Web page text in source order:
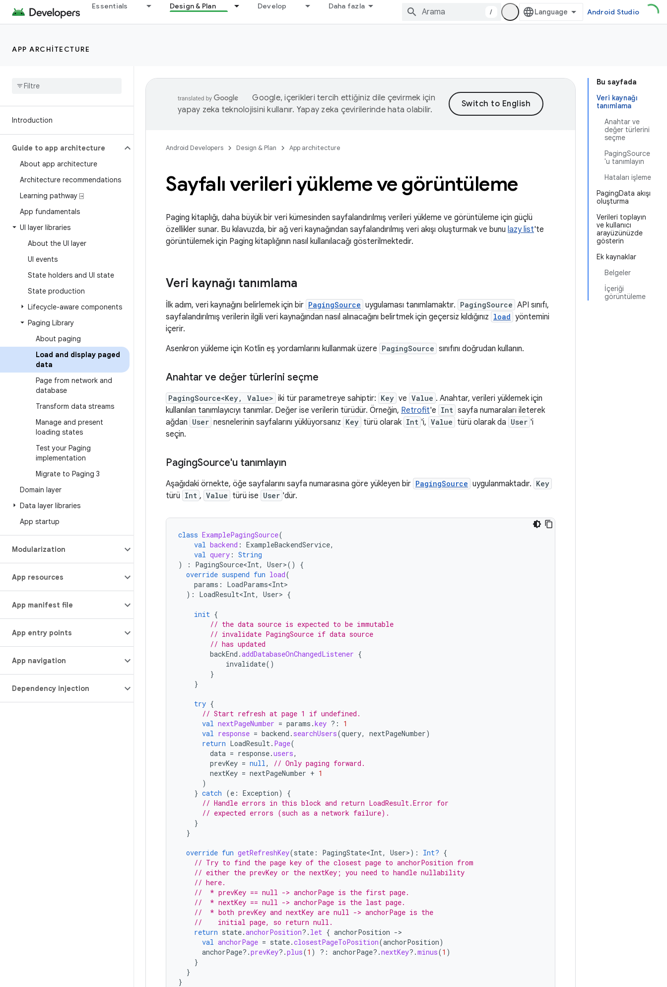
Essentials Design & Plan Develop Daha fazla
/ Android Studio
APP ARCHITECTURE
Introduction
Guide to app architecture
About app architecture
Architecture recommendations
Learning pathway ⍈
App fundamentals
UI layer libraries
About the UI layer
UI events
State holders and UI state
State production
Lifecycle-aware components
Paging Library
About paging
Load and display paged
data
Page from network and
database
Transform data streams
Manage and present
loading states
Test your Paging
implementation
Migrate to Paging 3
Domain layer
Data layer libraries
App startup
Modularization
App resources
App manifest file
App entry points
App navigation
Dependency injection
Bu sayfada
Veri kaynağı
tanımlama
Anahtar ve
değer türlerini
seçme
PagingSource
'u tanımlayın
Hataları işleme
PagingData akışı
oluşturma
Verileri toplayın
ve kullanıcı
arayüzünüzde
gösterin
Ek kaynaklar
Belgeler
İçeriği
görüntüleme
Google, içerikleri tercih ettiğiniz dile çevirmek için
yapay zeka teknolojisini kullanır. Yapay zeka çevirilerinde hata olabilir.
Android Developers Design & Plan App architecture
Sayfalı verileri yükleme ve görüntüleme
Paging kitaplığı, daha büyük bir veri kümesinden sayfalandırılmış verileri yükleme ve görüntüleme için güçlü
özellikler sunar. Bu kılavuzda, bir ağ veri kaynağından sayfalandırılmış veri akışı oluşturmak ve bunu lazy list'te
görüntülemek için Paging kitaplığının nasıl kullanılacağı gösterilmektedir.
Veri kaynağı tanımlama
İlk adım, veri kaynağını belirlemek için bir PagingSource uygulaması tanımlamaktır. PagingSource API sınıfı,
sayfalandırılmış verilerin ilgili veri kaynağından nasıl alınacağını belirtmek için geçersiz kıldığınız load yöntemini
içerir.
Asenkron yükleme için Kotlin eş yordamlarını kullanmak üzere PagingSource sınıfını doğrudan kullanın.
Anahtar ve değer türlerini seçme
PagingSource<Key, Value> iki tür parametreye sahiptir: Key ve Value . Anahtar, verileri yüklemek için
kullanılan tanımlayıcıyı tanımlar. Değer ise verilerin türüdür. Örneğin, Retrofit'e Int sayfa numaraları ileterek
ağdan User nesnelerinin sayfalarını yüklüyorsanız Key türü olarak Int 'i, Value türü olarak da User 'i
seçin.
PagingSource'u tanımlayın
Aşağıdaki örnekte, öğe sayfalarını sayfa numarasına göre yükleyen bir PagingSource uygulanmaktadır. Key
türü Int , Value türü ise User 'dür.
class ExamplePagingSource(
val backend : ExampleBackendService,
val query : String
)
: PagingSource<Int, User>()
{
override suspend fun load(
params :
LoadParams<Int>
):
LoadResult<Int, User> {
init {
// the data source is expected to be immutable
// invalidate PagingSource if data source
// has updated
backEnd .addDatabaseOnChangedListener {
invalidate()
}
}
try {
// Start refresh at page 1 if undefined.
val nextPageNumber = params .key ?:
1
val response = backend . searchUsers(query, nextPageNumber)
return LoadResult. Page(
data = response.users,
prevKey = null,
// Only paging forward.
nextKey = nextPageNumber + 1
)
} catch (e : Exception)
{
// Handle errors in this block and return LoadResult.Error for
// expected errors (such as a network failure).
}
}
override fun getRefreshKey(state : PagingState<Int, User>): Int? {
// Try to find the page key of the closest page to anchorPosition from
// either the prevKey or the nextKey; you need to handle nullability
// here.
//  * prevKey == null -> anchorPage is the first page.
//  * nextKey == null -> anchorPage is the last page.
//  * both prevKey and nextKey are null -> anchorPage is the
//    initial page, so return null.
return state.anchorPosition?. let { anchorPosition -
val anchorPage = state.closestPageToPosition(anchorPosition)
anchorPage?.prevKey?.plus(1 ) ?: anchorPage?.nextKey?.minus(1 )
}
}
}